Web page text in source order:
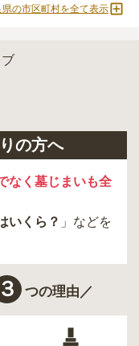
県の市区町村を全て表示
の方へ
なく墓じまいも全
いくら？ 」などを
３ つの理由／